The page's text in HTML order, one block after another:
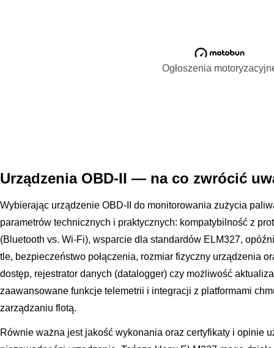
Ogłoszenia
Urządzenia OBD-II — na co zwrócić
Wybierając urządzenie OBD-II do monitorowania zużycia
parametrów technicznych i praktycznych: kompatybilność z
(Bluetooth vs. Wi-Fi), wsparcie dla standardów ELM327,
tle, bezpieczeństwo połączenia, rozmiar fizyczny urządzenia
dostęp, rejestrator danych (datalogger) czy możliwość
zaawansowane funkcje telemetrii i integracji z platformami
zarządzaniu flotą.
Równie ważna jest jakość wykonania oraz certyfikaty i opinie